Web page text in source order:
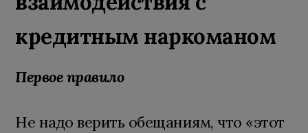
кредитным наркоманом
Первое правило
Не надо верить обещаниям, что «этот